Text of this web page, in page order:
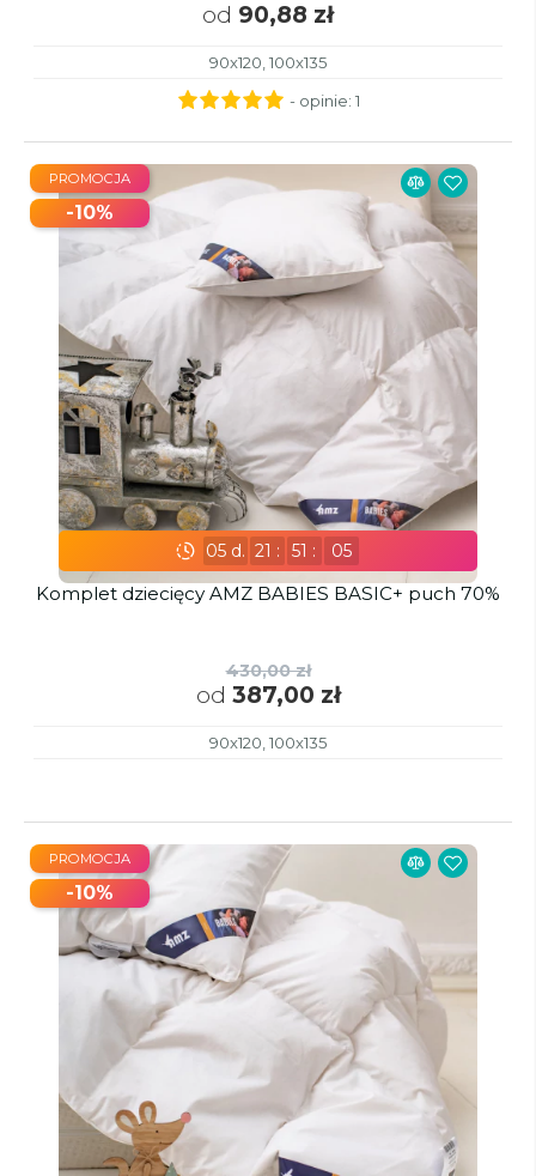
od 90,88 zł
90x120, 100x135
- opinie: 1
05d. 21 : 51 : 03
Komplet dziecięcy AMZ BABIES BASIC+ puch 70%
430,00 zł
od 387,00 zł
90x120, 100x135
PROMOCJA
-10%
PROMOCJA
-10%